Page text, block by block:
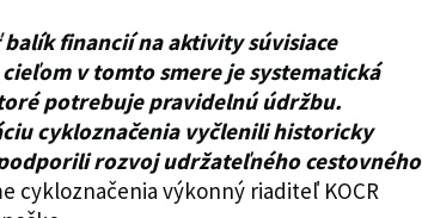
financií na aktivity súvisiace
v tomto smere je systematická
potrebuje pravidelnú údržbu.
cykloznačenia vyčlenili historicky
rozvoj udržateľného cestovného
cykloznačenia výkonný riaditeľ KOCR